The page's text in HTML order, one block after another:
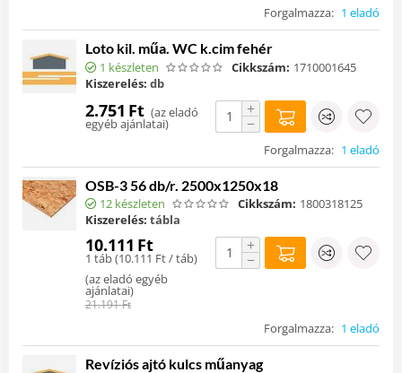
Forgalmazza: 1 eladó
Loto kil. műa. WC k.cim fehér
1 készleten Cikkszám: 1710001645
Kiszerelés: db
2.751 Ft (az eladó
egyéb ajánlatai)
+
−
Forgalmazza: 1 eladó
OSB-3 56 db/r. 2500x1250x18
12 készleten Cikkszám: 1800318125
Kiszerelés: tábla
10.111 Ft
1 táb (10.111 Ft/ táb)
(az eladó egyéb
ajánlatai)
21.191Ft
+
−
Forgalmazza: 1 eladó
Revíziós ajtó kulcs műanyag